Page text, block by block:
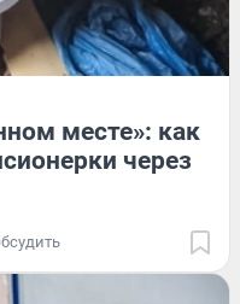
месте»: как
через